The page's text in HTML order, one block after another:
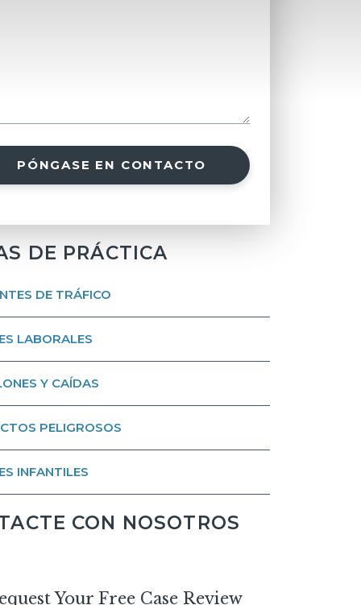
PÓNGASE EN CONTACTO
DE PRÁCTICA
DE TRÁFICO
LABORALES
Y CAÍDAS
PELIGROSOS
INFANTILES
CON NOSOTROS
Your Free Case Review